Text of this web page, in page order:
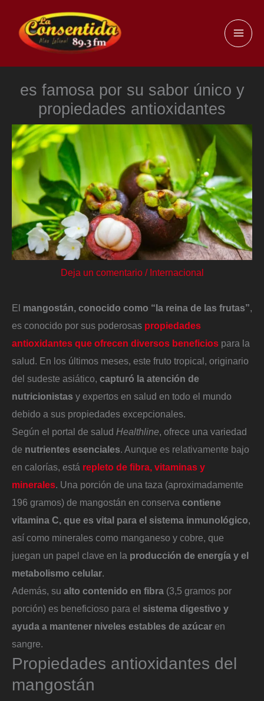
contenido
es famosa por su sabor único y
propiedades antioxidantes
Deja un comentario / Internacional
El mangostán, conocido como “la reina de las frutas”,
es conocido por sus poderosas propiedades
antioxidantes que ofrecen diversos beneficios para la
salud. En los últimos meses, este fruto tropical, originario
del sudeste asiático, capturó la atención de
nutricionistas y expertos en salud en todo el mundo
debido a sus propiedades excepcionales.
Según el portal de salud Healthline, ofrece una variedad
de nutrientes esenciales. Aunque es relativamente bajo
en calorías, está repleto de fibra, vitaminas y
minerales. Una porción de una taza (aproximadamente
196 gramos) de mangostán en conserva contiene
vitamina C, que es vital para el sistema inmunológico,
así como minerales como manganeso y cobre, que
juegan un papel clave en la producción de energía y el
metabolismo celular.
Además, su alto contenido en fibra (3,5 gramos por
porción) es beneficioso para el sistema digestivo y
ayuda a mantener niveles estables de azúcar en
sangre.
Propiedades antioxidantes del
mangostán